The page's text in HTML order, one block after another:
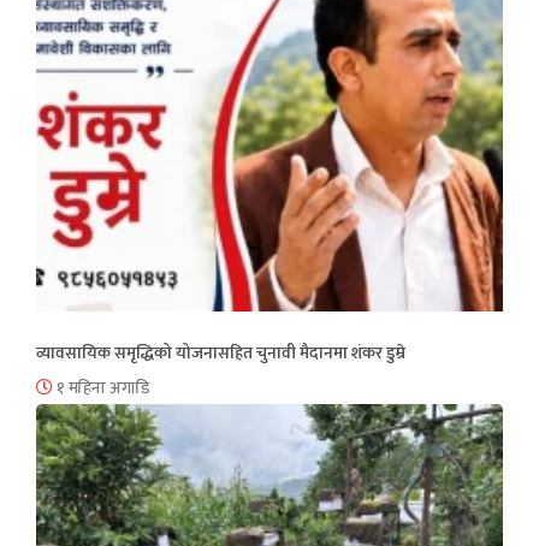
व्यावसायिक समृद्धिको योजनासहित चुनावी मैदानमा शंकर डुम्रे
१ महिना अगाडि